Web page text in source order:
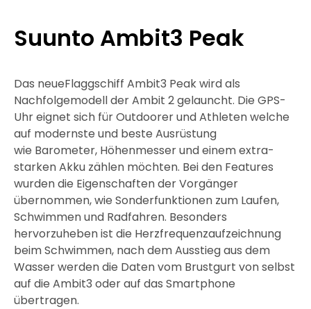
Suunto Ambit3 Peak
Das neueFlaggschiff Ambit3 Peak wird als
Nachfolgemodell der Ambit 2 gelauncht. Die GPS-
Uhr eignet sich für Outdoorer und Athleten welche
auf modernste und beste Ausrüstung
wie Barometer, Höhenmesser und einem extra-
starken Akku zählen möchten. Bei den Features
wurden die Eigenschaften der Vorgänger
übernommen, wie Sonderfunktionen zum Laufen,
Schwimmen und Radfahren. Besonders
hervorzuheben ist die Herzfrequenzaufzeichnung
beim Schwimmen, nach dem Ausstieg aus dem
Wasser werden die Daten vom Brustgurt von selbst
auf die Ambit3 oder auf das Smartphone
übertragen.